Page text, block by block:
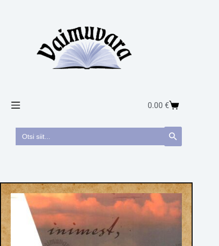
0.00€
Search
for:
Search Button